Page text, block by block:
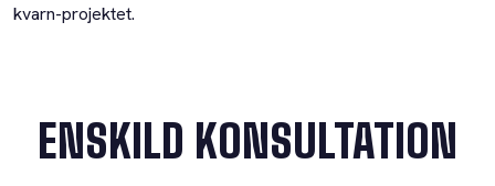
kvarn-projektet.
ENSKILD KONSULTATION